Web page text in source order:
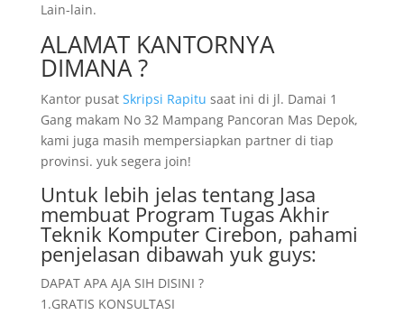
Lain-lain.
ALAMAT KANTORNYA
DIMANA ?
Kantor pusat Skripsi Rapitu saat ini di jl. Damai 1
Gang makam No 32 Mampang Pancoran Mas Depok,
kami juga masih mempersiapkan partner di tiap
provinsi. yuk segera join!
Untuk lebih jelas tentang Jasa
membuat Program Tugas Akhir
Teknik Komputer Cirebon, pahami
penjelasan dibawah yuk guys:
DAPAT APA AJA SIH DISINI ?
1.GRATIS KONSULTASI